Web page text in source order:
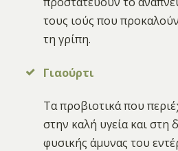
τους ιούς που
τη γρίπη.
Γιαούρτι
Τα προβιοτικά που
στην καλή υγεία και στη
φυσικής άμυνας του